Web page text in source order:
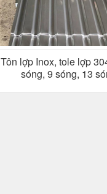
Tôn lợp Inox, tole lợp
sóng, 9 sóng, 13